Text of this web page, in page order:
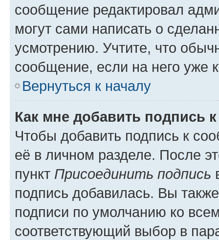
сообщение редактировал
могут сами написать о
усмотрению. Учтите, что
сообщение, если на него уже
Вернуться к началу
Как мне добавить подпись
Чтобы добавить подпись к
её в личном разделе. После
пункт Присоединить подпись
подпись добавилась. Вы
подписи по умолчанию ко
соответствующий выбор в